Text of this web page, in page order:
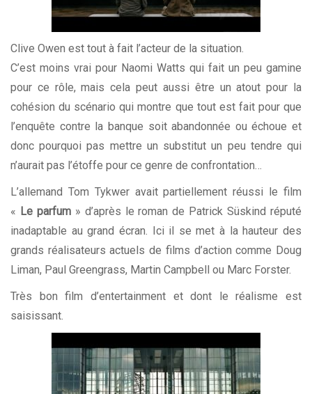
Clive Owen est tout à fait l’acteur de la situation.
C’est moins vrai pour Naomi Watts qui fait un peu gamine
pour ce rôle, mais cela peut aussi être un atout pour la
cohésion du scénario qui montre que tout est fait pour que
l’enquête contre la banque soit abandonnée ou échoue et
donc pourquoi pas mettre un substitut un peu tendre qui
n’aurait pas l’étoffe pour ce genre de confrontation…
L’allemand Tom Tykwer avait partiellement réussi le film
« Le parfum» d’après le roman de Patrick Süskind réputé
inadaptable au grand écran. Ici il se met à la hauteur des
grands réalisateurs actuels de films d’action comme Doug
Liman, Paul Greengrass, Martin Campbell ou Marc Forster.
Très bon film d’entertainment et dont le réalisme est
saisissant.